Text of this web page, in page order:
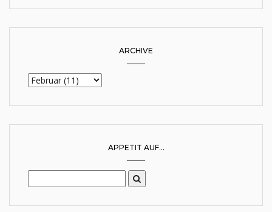
ARCHIVE
APPETIT AUF...